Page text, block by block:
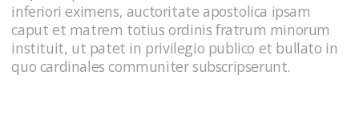
inferiori eximens, auctoritate apostolica ipsam
caput et matrem totius ordinis fratrum minorum
instituit, ut patet in privilegio publico et bullato in
quo cardinales communiter subscripserunt.